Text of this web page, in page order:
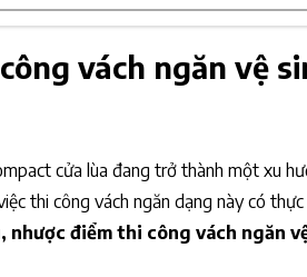
vách ngăn vệ
cửa lùa đang trở thành một xu
thi công vách ngăn dạng này có
nhược điểm thi công vách ngăn